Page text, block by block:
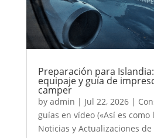
Preparación para
equipaje y guía de
camper
by admin | Jul 22, 2026|
guías en vídeo («Así es como
Noticias y Actualizaciones de